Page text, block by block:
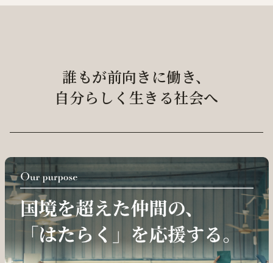
採用情報
お気に入り
誰もが前向きに働き、
自分らしく生きる社会へ